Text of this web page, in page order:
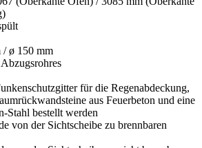
/ ø 150 mm
für die Regenabdeckung,
aus Feuerbeton und eine
Stahl bestellt werden
von der Sichtscheibe zu brennbaren